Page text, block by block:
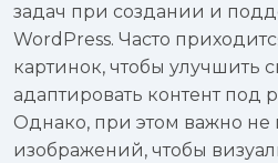
задач при создании и
WordPress. Часто
картинок, чтобы улучшить
адаптировать контент под
Однако, при этом важно не
изображений, чтобы